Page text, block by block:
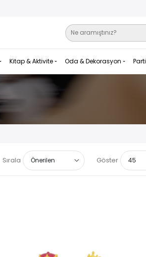
Kitap & Aktivite Oda & Dekorasyon Parti
Sırala Göster